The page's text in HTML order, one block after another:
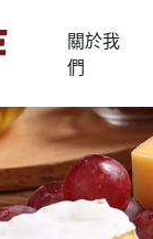
關於我
們